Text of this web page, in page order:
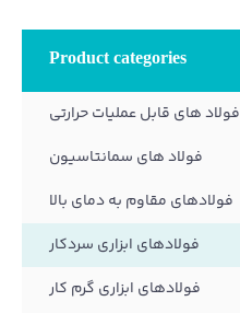
Product categories
فولاد های قابل عملیات حرارتی
فولاد های سمانتاسیون
فولادهای مقاوم به دمای بالا
فولادهای ابزاری سردکار
فولادهای ابزاری گرم کار